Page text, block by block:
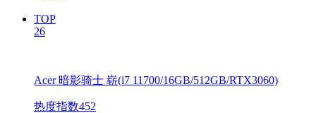
TOP
26
Acer 暗影骑士 崭(i7 11700/16GB/512GB/RTX3060)
热度指数452